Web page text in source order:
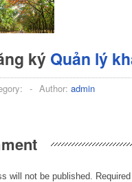
ký Quản lý
- Author: admin
will not be published.